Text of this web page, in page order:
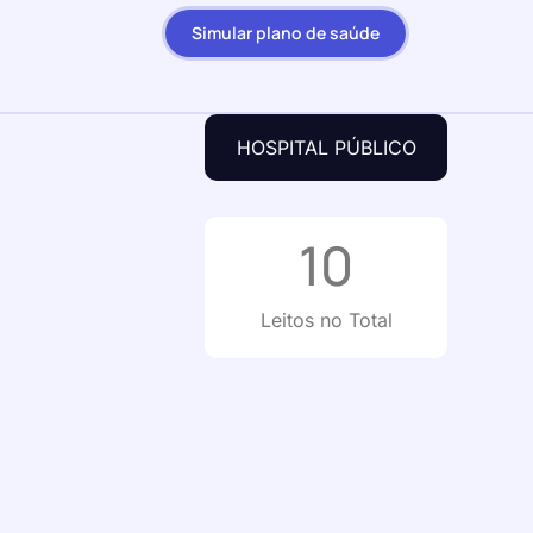
Simular plano de saúde
HOSPITAL PÚBLICO
Leitos no Total
10